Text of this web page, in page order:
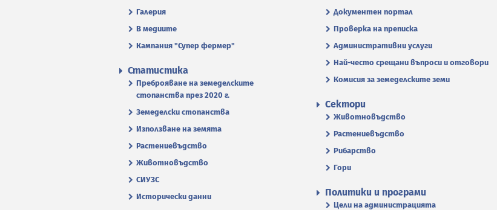
Галерия
В медиите
Кампания "Супер фермер"
Документен портал
Проверка на преписка
Административни услуги
Най-често срещани въпроси и отговори
Комисия за земеделските земи
Статистика
Преброяване на земеделските
стопанства през 2020 г.
Земеделски стопанства
Използване на земята
Растениевъдство
Животновъдство
СИУЗС
Исторически данни
Сектори
Животновъдство
Растениевъдство
Рибарство
Гори
Политики и програми
Цели на администрацията